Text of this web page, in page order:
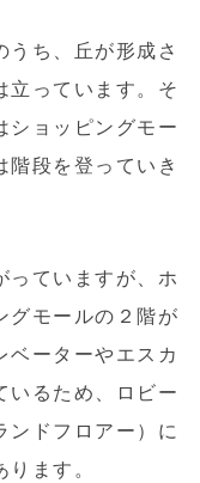
ち、丘が形成さ
立っています。そ
ショッピングモー
段を登っていき
っていますが、ホ
グモールの２階が
ーターやエスカ
いるため、ロビー
ンドフロアー）に
ます。